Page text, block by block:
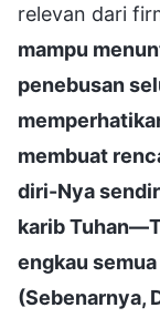
relevan dari
mampu
penebusan
membuat
diri-Nya
karib
engkau
(Sebenarnya,